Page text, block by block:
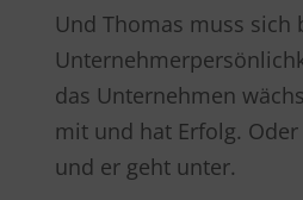
Und Thomas muss sich
das Unternehmen
mit und hat Erfolg.
und er geht unter.